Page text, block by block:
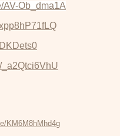
AV-Ob_dma1A
_a2Qtci6VhU
KM6M8hMhd4g